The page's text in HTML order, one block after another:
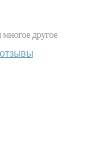
другое
отзывы